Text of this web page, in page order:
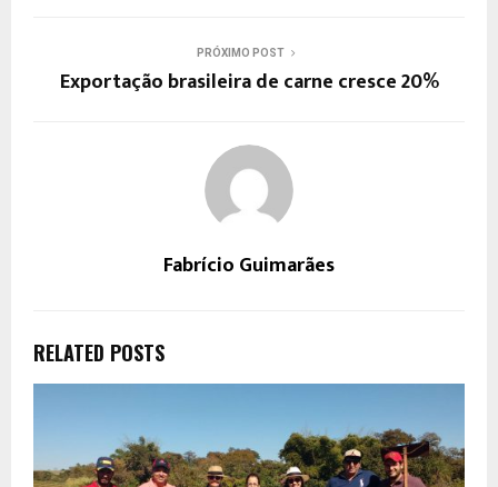
PRÓXIMO POST
Exportação brasileira de carne cresce 20%
Fabrício Guimarães
RELATED POSTS